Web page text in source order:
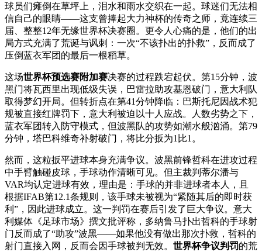
球员们瘫倒在草坪上，泪水和雨水交织在一起。球迷们无法相
信自己的眼睛——这支曾捧起大力神杯的传奇之师，竟连续三
届、整整12年无缘世界杯决赛圈。更令人心痛的是，他们的出
局方式充满了荒诞与讽刺：一次“不该扑出的扑救”，反而成了
压倒蓝衣军团的最后一根稻草。
这场世界杯预选赛附加赛决赛的过程跌宕起伏。第15分钟，波
黑门将瓦西里出现低级失误，巴雷拉助攻基恩破门，意大利队
取得梦幻开局。但转折点在第41分钟降临：巴斯托尼因战术犯
规被直接红牌罚下，意大利被迫以十人应战。人数劣势之下，
蓝衣军团转入防守模式，但波黑队的攻势如潮水般汹涌。第79
分钟，塔巴科维奇补射破门，将比分扳为1比1。
然而，这粒扳平进球本身充满争议。波黑前锋哲科在进攻过程
中手臂触碰皮球，手球动作清晰可见。但主裁判蒂尔潘与
VAR均认定进球有效，理由是：手球的并非进球者本人，且
根据IFAB第12.1条规则，该手球未被视为“紧随其后的即时获
利”，因此进球成立。这一判罚在赛后引发了巨大争议。意大
利媒体《足球市场》撰文批评称，多纳鲁马扑出哲科的手球射
门反而成了“助攻”波黑——如果他没有做出那次扑救，哲科的
射门直接入网，反而会因手球被判无效。 世界杯争议判罚的荒